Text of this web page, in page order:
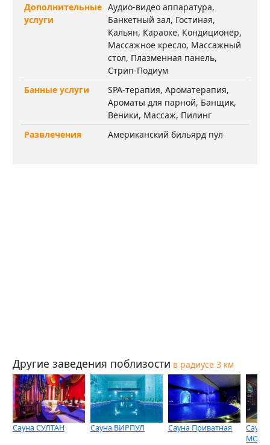
Дополнительные
услуги
Аудио-видео аппаратура,
Банкетный зал, Гостиная,
Кальян, Караоке, Кондиционер,
Массажное кресло, Массажный
стол, Плазменная панель,
Стрип-Подиум
Банные услуги
SPA-терапия, Ароматерапия,
Ароматы для парной, Банщик,
Веники, Массаж, Пилинг
Развлечения
Американский бильярд пул
Другие заведения поблизости в радиусе 3 км
Сауна СУЛТАН Сауна ВИРПУЛ Сауна Приватная
Сауна